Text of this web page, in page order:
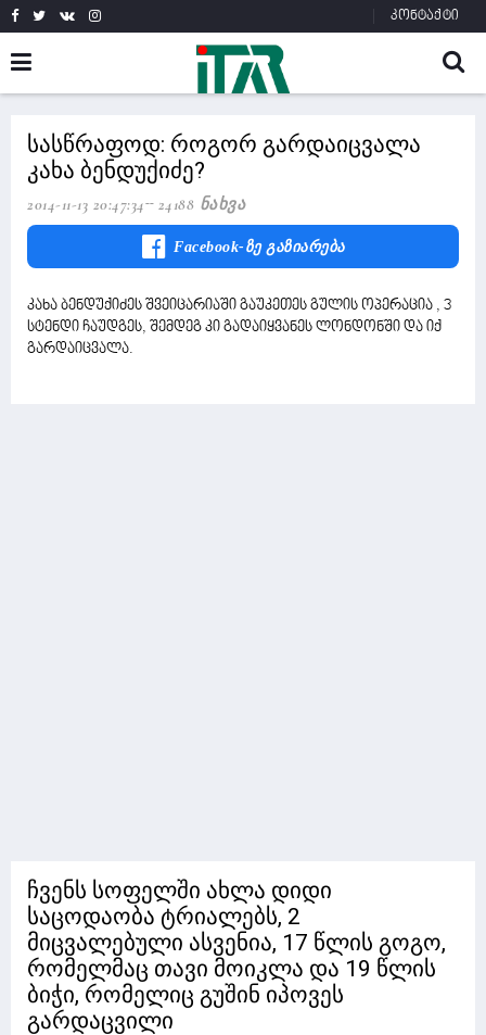
კონტაქტი
სასწრაფოდ: როგორ გარდაიცვალა
კახა ბენდუქიძე?
2014-11-13 20:47:34 24188 Ნახვა
Facebook-Ზე Გაზიარება
კახა ბენდუქიძეს შვეიცარიაში გაუკეთეს გულის ოპერაცია , 3
სტენდი ჩაუდგეს, შემდეგ კი გადაიყვანეს ლონდონში და იქ
გარდაიცვალა.
ჩვენს სოფელში ახლა დიდი
საცოდაობა ტრიალებს, 2
მიცვალებული ასვენია, 17 წლის გოგო,
რომელმაც თავი მოიკლა და 19 წლის
ბიჭი, რომელიც გუშინ იპოვეს
გარდაცვილი